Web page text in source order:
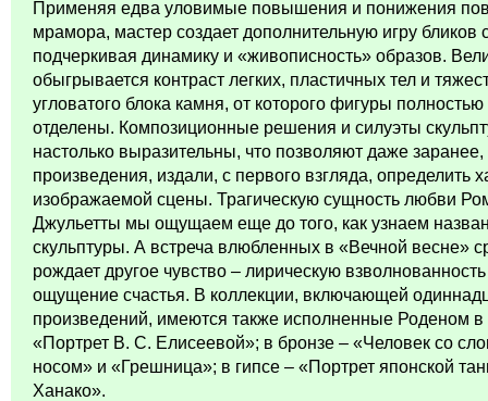
Применяя едва уловимые повышения и понижения
мрамора, мастер создает дополнительную игру бликов
подчеркивая динамику и «живописность» образов.
обыгрывается контраст легких, пластичных тел и
угловатого блока камня, от которого фигуры полностью
отделены. Композиционные решения и силуэты
настолько выразительны, что позволяют даже заранее,
произведения, издали, с первого взгляда, определить
изображаемой сцены. Трагическую сущность любви
Джульетты мы ощущаем еще до того, как узнаем
скульптуры. А встреча влюбленных в «Вечной весне»
рождает другое чувство – лирическую
ощущение счастья. В коллекции, включающей
произведений, имеются также исполненные Роденом
«Портрет В. С. Елисеевой»; в бронзе – «Человек со
носом» и «Грешница»; в гипсе – «Портрет японской
Ханако».